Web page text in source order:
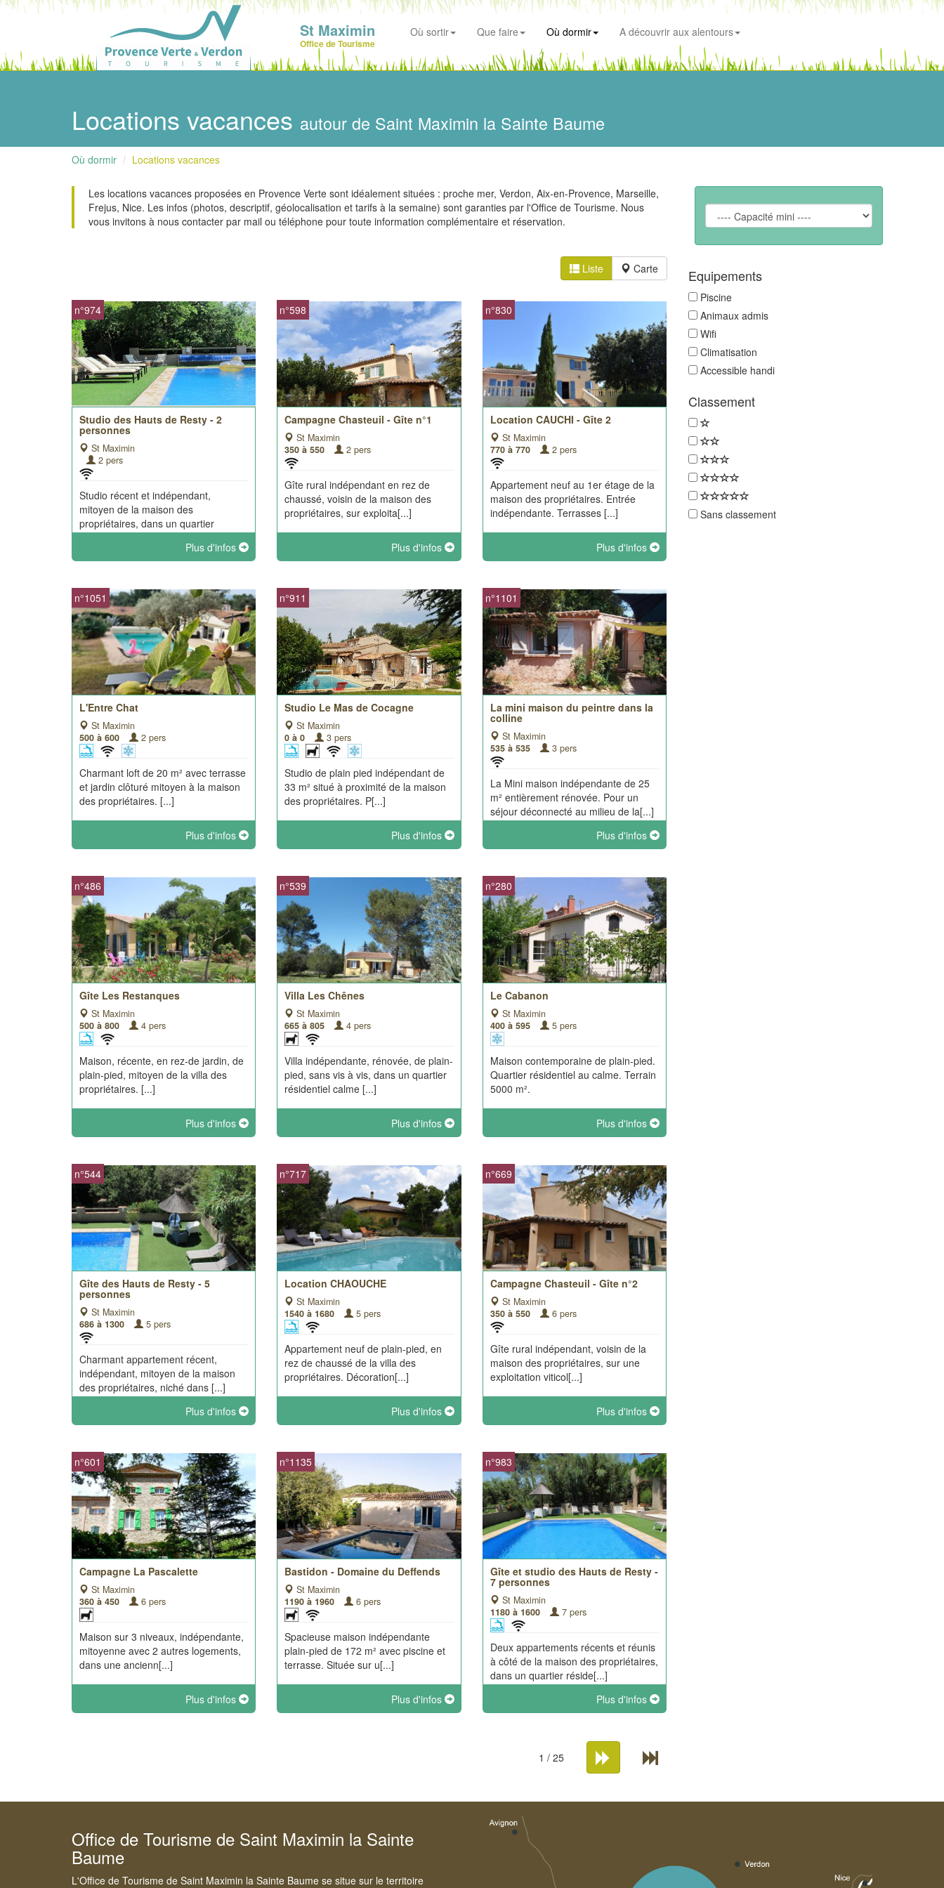
St Maximin
Office de Tourisme
Où sortir Que faire Où dormir A découvrir aux alentours
Locations vacances autour de Saint Maximin la Sainte Baume
Où dormir Locations vacances
Les locations vacances proposées en Provence Verte sont idéalement situées : proche mer, Verdon, Aix-en-Provence, Marseille,
Frejus, Nice. Les infos (photos, descriptif, géolocalisation et tarifs à la semaine) sont garanties par l'Office de Tourisme. Nous
vous invitons à nous contacter par mail ou téléphone pour toute information complémentaire et réservation.
Liste Carte
Studio des Hauts de Resty - 2
personnes
St Maximin
2 pers
Studio récent et indépendant,
mitoyen de la maison des
propriétaires, dans un quartier
Plus d'infos
n°974
Campagne Chasteuil - Gîte n°1
St Maximin
350 à 550
2 pers
Gîte rural indépendant en rez de
chaussé, voisin de la maison des
propriétaires, sur exploita[...]
Plus d'infos
n°598
Location CAUCHI - Gîte 2
St Maximin
770 à 770
2 pers
Appartement neuf au 1er étage de la
maison des propriétaires. Entrée
indépendante. Terrasses [...]
Plus d'infos
n°830
L'Entre Chat
St Maximin
500 à 600
2 pers
Charmant loft de 20 m² avec terrasse
et jardin clôturé mitoyen à la maison
des propriétaires. [...]
Plus d'infos
n°1051
Studio Le Mas de Cocagne
St Maximin
0 à 0
3 pers
Studio de plain pied indépendant de
33 m² situé à proximité de la maison
des propriétaires. P[...]
Plus d'infos
n°911
La mini maison du peintre dans la
colline
St Maximin
535 à 535
3 pers
La Mini maison indépendante de 25
m² entièrement rénovée. Pour un
séjour déconnecté au milieu de la[...]
Plus d'infos
n°1101
Gîte Les Restanques
St Maximin
500 à 800
4 pers
Maison, récente, en rez-de jardin, de
plain-pied, mitoyen de la villa des
propriétaires. [...]
Plus d'infos
n°486
Villa Les Chênes
St Maximin
665 à 805
4 pers
Villa indépendante, rénovée, de plain-
pied, sans vis à vis, dans un quartier
résidentiel calme [...]
Plus d'infos
n°539
Le Cabanon
St Maximin
400 à 595
5 pers
Maison contemporaine de plain-pied.
Quartier résidentiel au calme. Terrain
5000 m².
Plus d'infos
n°280
Gîte des Hauts de Resty - 5
personnes
St Maximin
686 à 1300
5 pers
Charmant appartement récent,
indépendant, mitoyen de la maison
des propriétaires, niché dans [...]
Plus d'infos
n°544
Location CHAOUCHE
St Maximin
1540 à 1680
5 pers
Appartement neuf de plain-pied, en
rez de chaussé de la villa des
propriétaires. Décoration[...]
Plus d'infos
n°717
Campagne Chasteuil - Gîte n°2
St Maximin
350 à 550
6 pers
Gîte rural indépendant, voisin de la
maison des propriétaires, sur une
exploitation viticol[...]
Plus d'infos
n°669
Campagne La Pascalette
St Maximin
360 à 450
6 pers
Maison sur 3 niveaux, indépendante,
mitoyenne avec 2 autres logements,
dans une ancienn[...]
Plus d'infos
n°601
Bastidon - Domaine du Deffends
St Maximin
1190 à 1960
6 pers
Spacieuse maison indépendante
plain-pied de 172 m² avec piscine et
terrasse. Située sur u[...]
Plus d'infos
n°1135
Gîte et studio des Hauts de Resty -
7 personnes
St Maximin
1180 à 1600
7 pers
Deux appartements récents et réunis
à côté de la maison des propriétaires,
dans un quartier réside[...]
Plus d'infos
n°983
1 / 25
Equipements
Piscine
Animaux admis
Wifi
Climatisation
Accessible handi
Classement
Sans classement
Office de Tourisme de Saint Maximin la Sainte
Baume
L'Office de Tourisme de Saint Maximin la Sainte Baume se situe sur le territoire